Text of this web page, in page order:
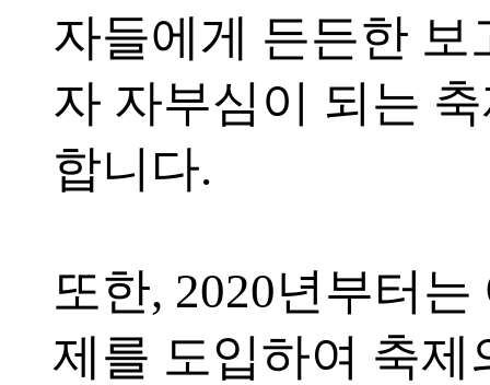
자들에게 든든한 보
자 자부심이 되는
합니다.
또한, 2020년부터
제를 도입하여 축제